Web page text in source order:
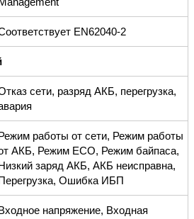
EN62040-2
сети, разряд АКБ, перегрузка,
работы от сети, Режим работы
АКБ, Режим ECO, Режим байпаса,
заряд АКБ, АКБ неисправна,
Ошибка ИБП
напряжение, Входная